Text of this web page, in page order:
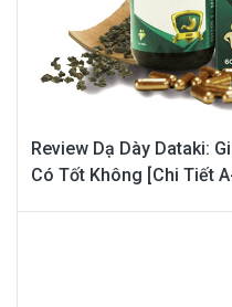
Review Dạ Dày Dataki:
Có Tốt Không [Chi Tiết